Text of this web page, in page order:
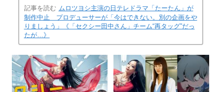
記事を読む ムロツヨシ主演の日テレドラマ「たーたん」が
制作中止 プロデューサーが「今はできない。別の企画をや
りましょう」《「セクシー田中さん」チーム“再タッグ”だっ
たが…》